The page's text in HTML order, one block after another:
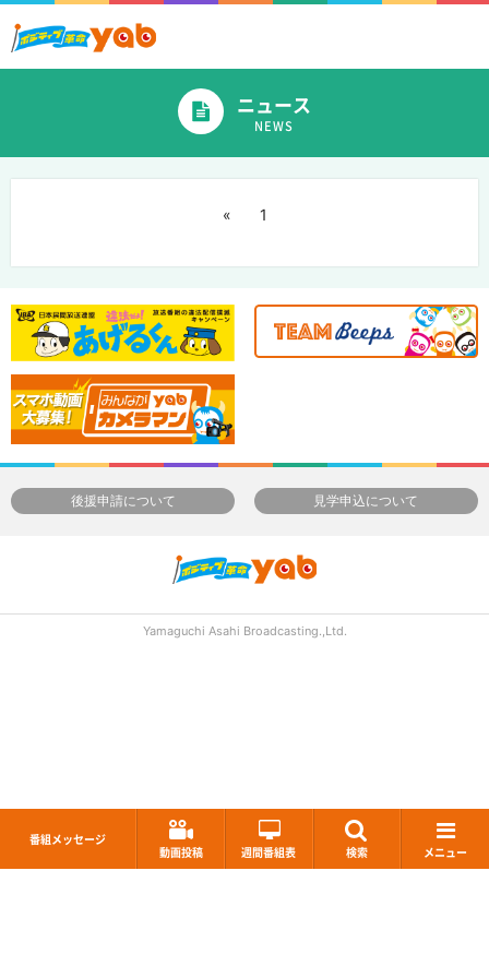
番組メッセージ
動画投稿
週間番組表 検索 メニュー
ニュース
NEWS
« 1
後援申請について 見学申込について
Yamaguchi Asahi Broadcasting.,Ltd.